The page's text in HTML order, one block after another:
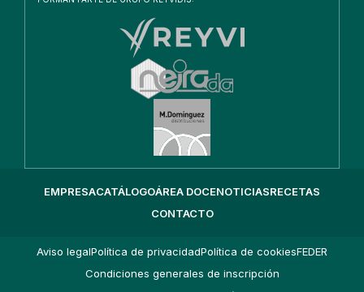
EMPRESACATÁLOGOÁREA DOCENOTICIASRECETAS
CONTACTO
Aviso legalPolítica de privacidadPolítica de cookiesFEDER
Condiciones generales de inscripción